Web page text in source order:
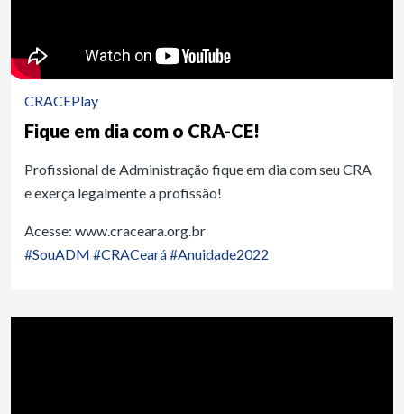
CRACEPlay
Fique em dia com o CRA-CE!
Profissional de Administração fique em dia com seu CRA
e exerça legalmente a profissão!
Acesse: www.craceara.org.br
#SouADM #CRACeará#Anuidade2022